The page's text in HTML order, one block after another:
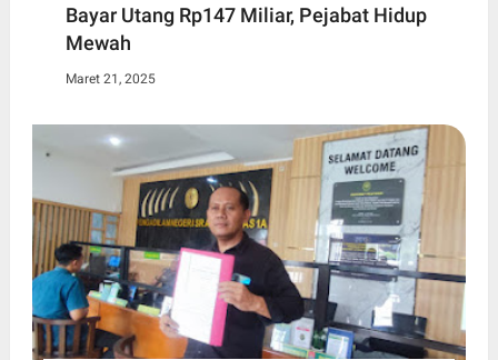
Bayar Utang Rp147 Miliar, Pejabat Hidup
Mewah
Maret 21, 2025